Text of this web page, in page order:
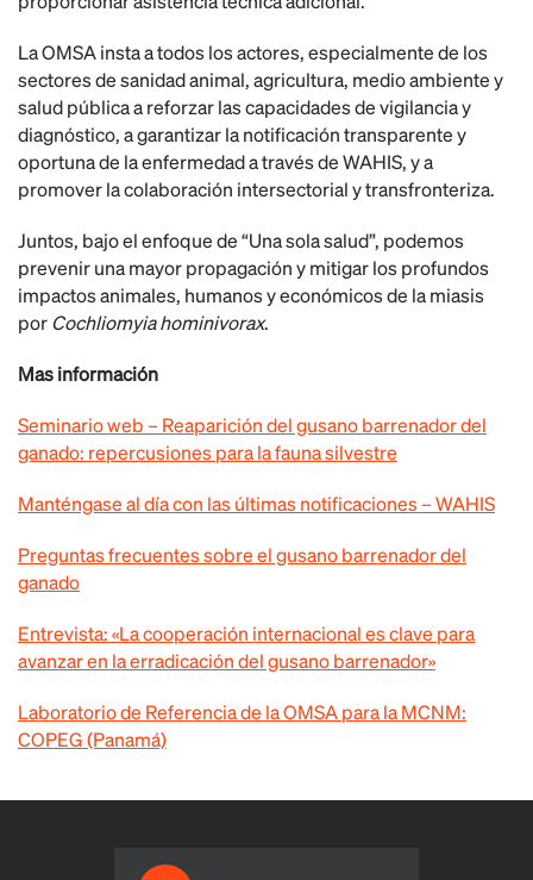
La OMSA insta a todos los actores, especialmente de los
sectores de sanidad animal, agricultura, medio ambiente y
salud pública a reforzar las capacidades de vigilancia y
diagnóstico, a garantizar la notificación transparente y
oportuna de la enfermedad a través de WAHIS, y a
promover la colaboración intersectorial y transfronteriza.
Juntos, bajo el enfoque de “Una sola salud”, podemos
prevenir una mayor propagación y mitigar los profundos
impactos animales, humanos y económicos de la miasis
porCochliomyia hominivorax.
Mas información
Seminario web – Reaparición del gusano barrenador del
ganado: repercusiones para la fauna silvestre
Manténgase al día con las últimas notificaciones – WAHIS
Preguntas frecuentes sobre el gusano barrenador del
ganado
Entrevista: «La cooperación internacional es clave para
avanzar en la erradicación del gusano barrenador»
Laboratorio de Referencia de la OMSA para la MCNM:
COPEG (Panamá)